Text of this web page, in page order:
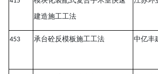
建造施工工法
453 承台砼反模板施工工法 中亿丰